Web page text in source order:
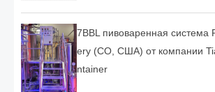
7BBL пивоваренная система
ery (CO, США) от компании
ntainer